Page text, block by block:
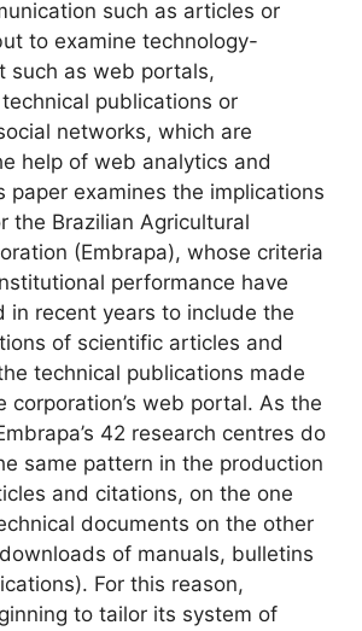
such as articles or
to examine technology-
such as web portals,
publications or
networks, which are
help of web analytics and
paper examines the implications
the Brazilian Agricultural
(Embrapa), whose criteria
performance have
in recent years to include the
of scientific articles and
technical publications made
corporation’s web portal. As the
42 research centres do
same pattern in the production
and citations, on the one
documents on the other
of manuals, bulletins
For this reason,
to tailor its system of